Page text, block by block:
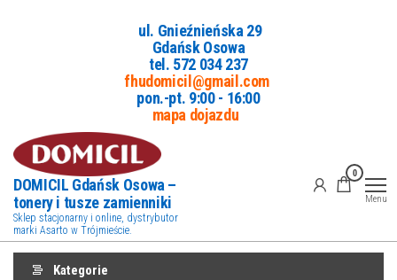
ul. Gnieźnieńska 29
Gdańsk Osowa
tel. 572 034 237
fhudomicil@gmail.com
pon.-pt. 9:00 - 16:00
mapa dojazdu
DOMICIL Gdańsk Osowa –
tonery i tusze zamienniki
Sklep stacjonarny i online, dystrybutor
marki Asarto w Trójmieście.
0
Menu
Kategorie